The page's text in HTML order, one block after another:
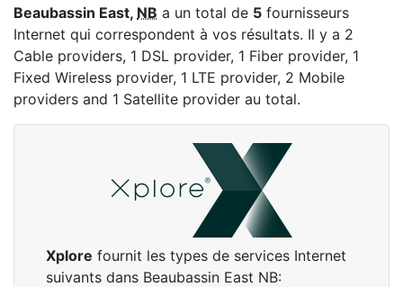
Beaubassin East, NB a un total de 5 fournisseurs
Internet qui correspondent à vos résultats. Il y a 2
Cable providers, 1 DSL provider, 1 Fiber provider, 1
Fixed Wireless provider, 1 LTE provider, 2 Mobile
providers and 1 Satellite provider au total.
Xplore fournit les types de services Internet
suivants dans Beaubassin East NB: